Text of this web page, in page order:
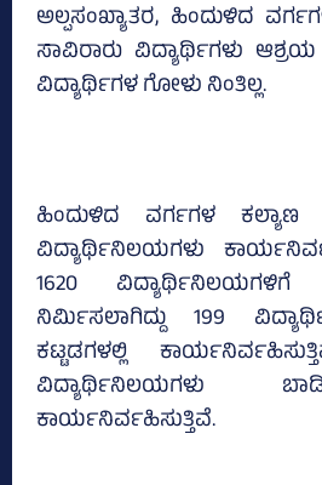
ಅಲ್ಪಸಂಖ್ಯಾತರ, ಹಿಂದುಳಿದ
ಸಾವಿರಾರು ವಿದ್ಯಾರ್ಥಿಗಳು
ವಿದ್ಯಾರ್ಥಿಗಳ ಗೋಳು ನಿಂತಿಲ್ಲ.
ಹಿಂದುಳಿದ ವರ್ಗಗಳ
ವಿದ್ಯಾರ್ಥಿನಿಲಯಗಳು
1620 ವಿದ್ಯಾರ್ಥಿನಿಲಯಗಳಿಗೆ
ನಿರ್ಮಿಸಲಾಗಿದ್ದು 199
ಕಟ್ಟಡಗಳಲ್ಲಿ
ವಿದ್ಯಾರ್ಥಿನಿಲಯಗಳು
ಕಾರ್ಯನಿರ್ವಹಿಸುತ್ತಿವೆ.